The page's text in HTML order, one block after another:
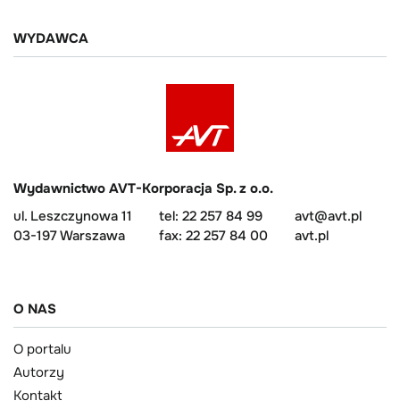
WYDAWCA
Wydawnictwo AVT-Korporacja Sp. z o.o.
ul. Leszczynowa 11
03-197 Warszawa
tel: 22 257 84 99
fax: 22 257 84 00
avt@avt.pl
avt.pl
O NAS
O portalu
Autorzy
Kontakt